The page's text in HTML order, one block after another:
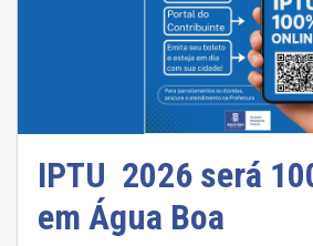
IPTU 2026 será
em Água Boa